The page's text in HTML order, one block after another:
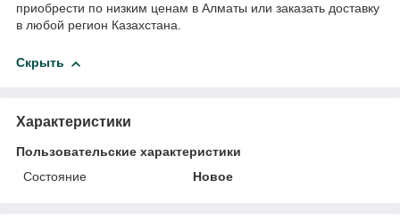
приобрести по низким ценам в Алматы или заказать доставку
в любой регион Казахстана.
Скрыть
Характеристики
Пользовательские характеристики
Состояние
Новое